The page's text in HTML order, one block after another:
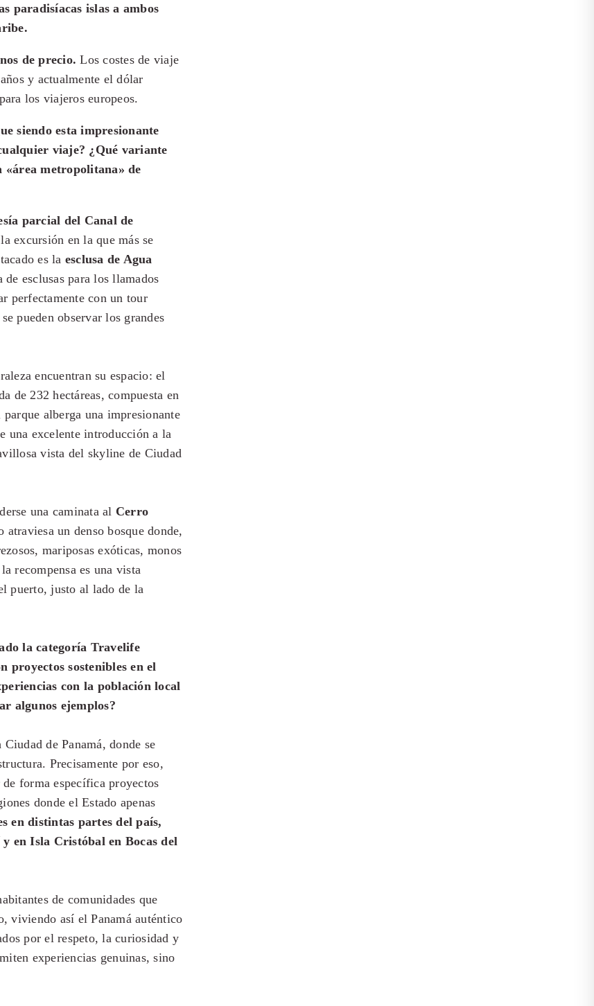
paradisíacas islas a ambos
de precio. Los costes de viaje
y actualmente el dólar
los viajeros europeos.
siendo esta impresionante
viaje? ¿Qué variante
«área metropolitana» de
parcial del Canal de
excursión en la que más se
es la esclusa de Agua
esclusas para los llamados
perfectamente con un tour
pueden observar los grandes
encuentran su espacio: el
de 232 hectáreas, compuesta en
alberga una impresionante
una excelente introducción a la
vista del skyline de Ciudad
una caminata al Cerro
atraviesa un denso bosque donde,
mariposas exóticas, monos
recompensa es una vista
puerto, justo al lado de la
la categoría Travelife
proyectos sostenibles en el
con la población local
algunos ejemplos?
de Panamá, donde se
Precisamente por eso,
forma específica proyectos
donde el Estado apenas
en distintas partes del país,
en Isla Cristóbal en Bocas del
de comunidades que
viviendo así el Panamá auténtico
por el respeto, la curiosidad y
experiencias genuinas, sino